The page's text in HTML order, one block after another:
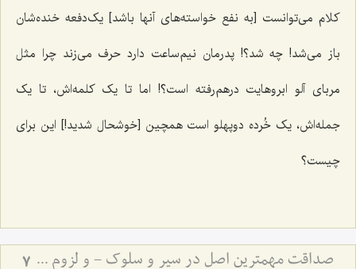
کلام می‌توانست [به نفع خواسته‌های آنها باشد] یک‌دفعه خنده‌شان
باز می‌شد! چه شد؟! پدرمان نیم‌ساعت دارد حرف می‌زند چرا مثل
مربای آلو ابروهایت درهم‌رفته است؟! اما تا یک کلمه‌اش، تا یک
جمله‌اش، یک خُرده دوپهلو است همچین [خوشحال شدید!] این برای
چیست؟
صداقت مهمترین اصل در سیر و سلوک - و لزوم استقامت در مسیر حق 7